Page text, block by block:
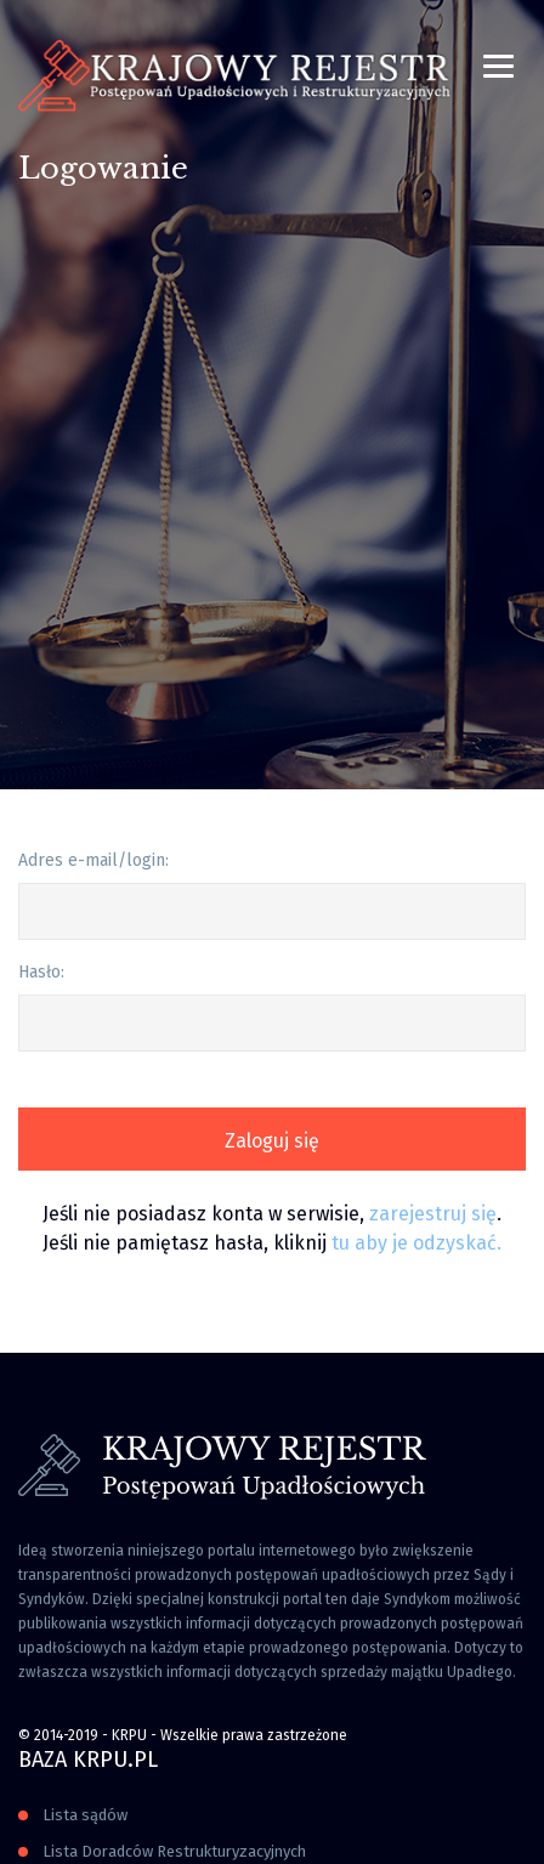
Logowanie
Adres e-mail/login:
Hasło:
Zaloguj się
Jeśli nie posiadasz konta w serwisie, zarejestruj się.
Jeśli nie pamiętasz hasła, kliknij tu aby je odzyskać.
Ideą stworzenia niniejszego portalu internetowego było zwiększenie
transparentności prowadzonych postępowań upadłościowych przez Sądy i
Syndyków. Dzięki specjalnej konstrukcji portal ten daje Syndykom możliwość
publikowania wszystkich informacji dotyczących prowadzonych postępowań
upadłościowych na każdym etapie prowadzonego postępowania. Dotyczy to
zwłaszcza wszystkich informacji dotyczących sprzedaży majątku Upadłego.
© 2014-2019 - KRPU - Wszelkie prawa zastrzeżone
BAZA KRPU.PL
Lista sądów
Lista Doradców Restrukturyzacyjnych